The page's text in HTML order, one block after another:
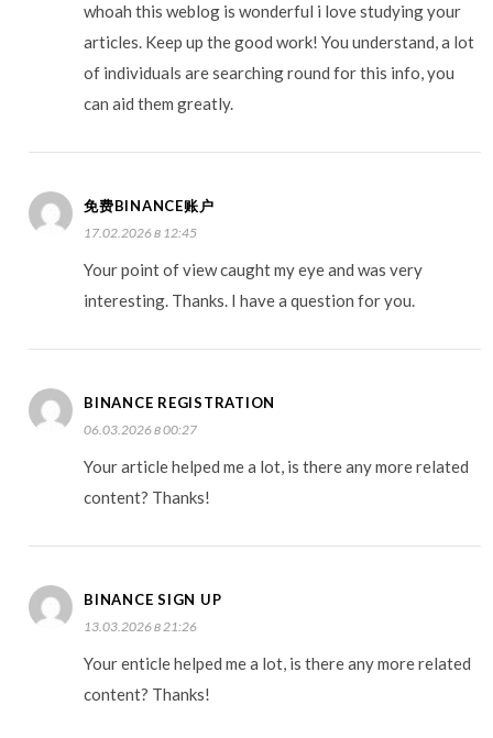
whoah this weblog is wonderful i love studying your
articles. Keep up the good work! You understand, a lot
of individuals are searching round for this info, you
can aid them greatly.
免费BINANCE账户
17.02.2026 в 12:45
Your point of view caught my eye and was very
interesting. Thanks. I have a question for you.
BINANCE REGISTRATION
06.03.2026 в 00:27
Your article helped me a lot, is there any more related
content? Thanks!
BINANCE SIGN UP
13.03.2026 в 21:26
Your enticle helped me a lot, is there any more related
content? Thanks!